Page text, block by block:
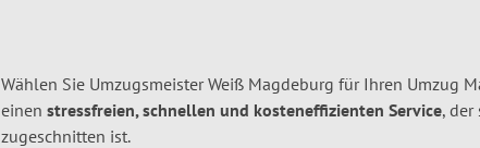
Wählen Sie Umzugsmeister Weiß Magdeburg für Ihren Umzug
einen stressfreien, schnellen und kosteneffizienten Service,
zugeschnitten ist.